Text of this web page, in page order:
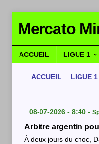
Mercato
ACCUEIL LIGUE 1
ACCUEIL LIGUE 1
08-07-2026 - 8:40 -
Arbitre argentin
À deux jours du choc,